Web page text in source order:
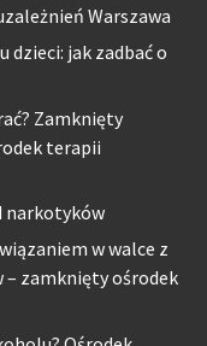
Warszawa
dzieci: jak zadbać o
Zamknięty
terapii
narkotyków
w walce z
zamknięty ośrodek